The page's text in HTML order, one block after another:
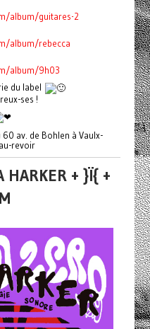
album/guitares-2
album/rebecca
album/9h03
du label
ses !
av. de Bohlen à Vaulx-
revoir
+ }Ï{ +